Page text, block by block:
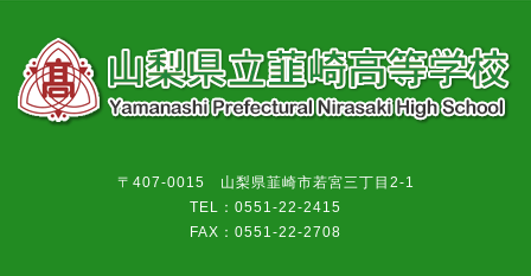
〒407-0015 山梨県韮崎市若宮三丁目2-1
TEL：0551-22-2415
FAX：0551-22-2708